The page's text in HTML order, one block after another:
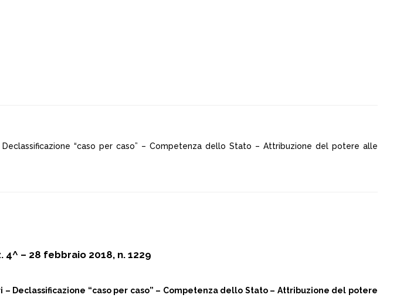
“caso per caso” – Competenza dello Stato – Attribuzione del potere alle
4^ – 28 febbraio 2018, n. 1229
Declassificazione “caso per caso” – Competenza dello Stato – Attribuzione del potere